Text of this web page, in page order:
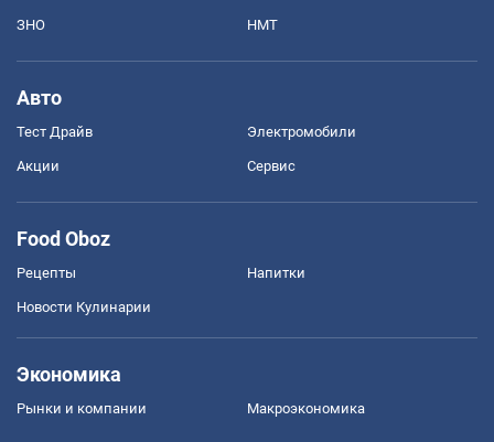
ЗНО НМТ
Авто
Тест Драйв Электромобили
Акции Сервис
Food Oboz
Рецепты Напитки
Новости Кулинарии
Экономика
Рынки и компании Mакроэкономика